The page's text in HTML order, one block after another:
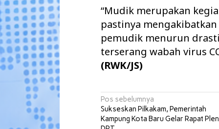
“Mudik merupakan
pastinya
pemudik menurun
terserang wabah virus
(RWK/JS)
Navigasi
pos
Pos sebelumnya
Sukseskan Pilkakam, Pemerintah
Kampung Kota Baru Gelar Rapat